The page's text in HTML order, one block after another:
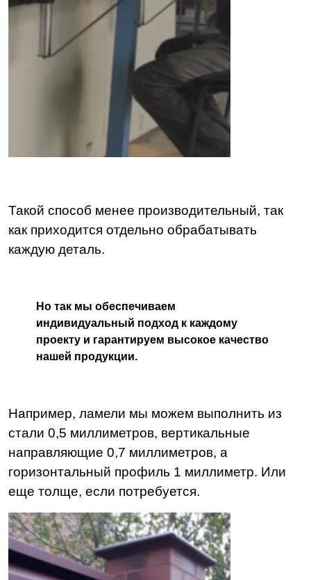
Такой способ менее производительный, так
как приходится отдельно обрабатывать
каждую деталь.
Но так мы обеспечиваем
индивидуальный подход к каждому
проекту и гарантируем высокое качество
нашей продукции.
Например, ламели мы можем выполнить из
стали 0,5 миллиметров, вертикальные
направляющие 0,7 миллиметров, а
горизонтальный профиль 1 миллиметр. Или
еще толще, если потребуется.